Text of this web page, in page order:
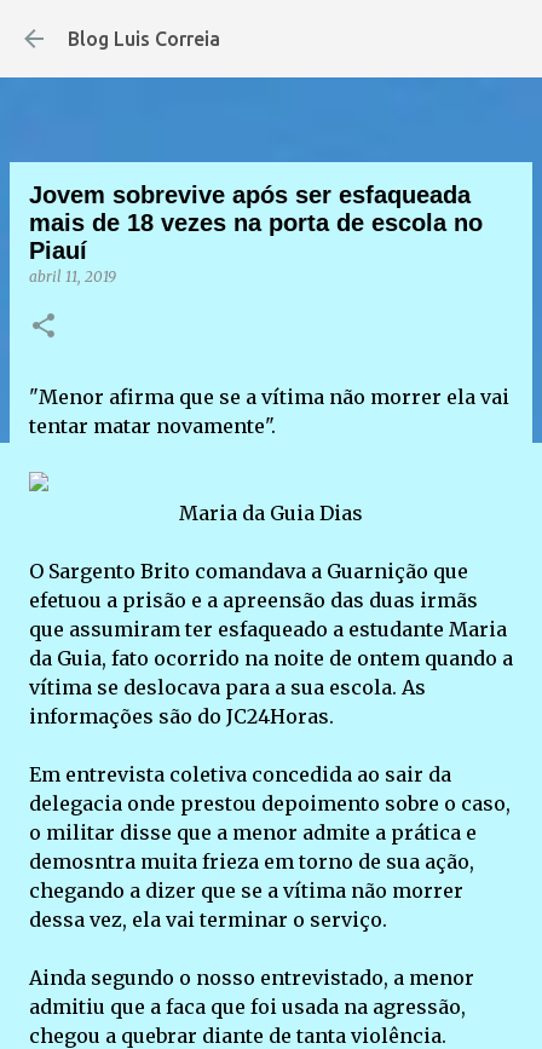
Blog Luis Correia
Jovem sobrevive após ser esfaqueada
mais de 18 vezes na porta de escola no
Piauí
abril 11, 2019
"Menor afirma que se a vítima não morrer ela vai
tentar matar novamente".
Maria da Guia Dias
O Sargento Brito comandava a Guarnição que
efetuou a prisão e a apreensão das duas irmãs
que assumiram ter esfaqueado a estudante Maria
da Guia, fato ocorrido na noite de ontem quando a
vítima se deslocava para a sua escola. As
informações são do JC24Horas.
Em entrevista coletiva concedida ao sair da
delegacia onde prestou depoimento sobre o caso,
o militar disse que a menor admite a prática e
demosntra muita frieza em torno de sua ação,
chegando a dizer que se a vítima não morrer
dessa vez, ela vai terminar o serviço.
Ainda segundo o nosso entrevistado, a menor
admitiu que a faca que foi usada na agressão,
chegou a quebrar diante de tanta violência.